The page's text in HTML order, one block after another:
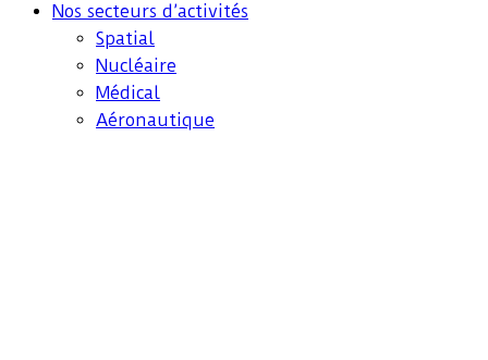
Nos secteurs d’activités
Spatial
Nucléaire
Médical
Aéronautique